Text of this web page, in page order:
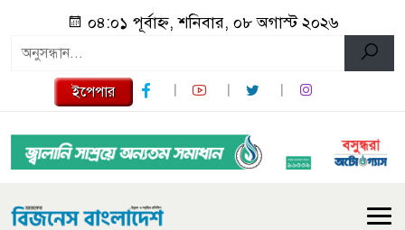
০৪:০১ পূর্বাহ্ন, শনিবার, ০৮ অগাস্ট ২০২৬
ইপেপার